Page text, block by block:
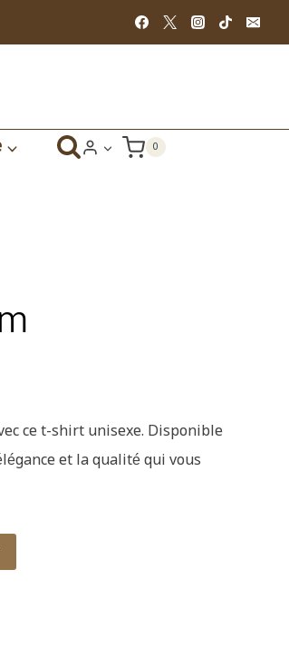
0
ce t-shirt unisexe. Disponible
et la qualité qui vous